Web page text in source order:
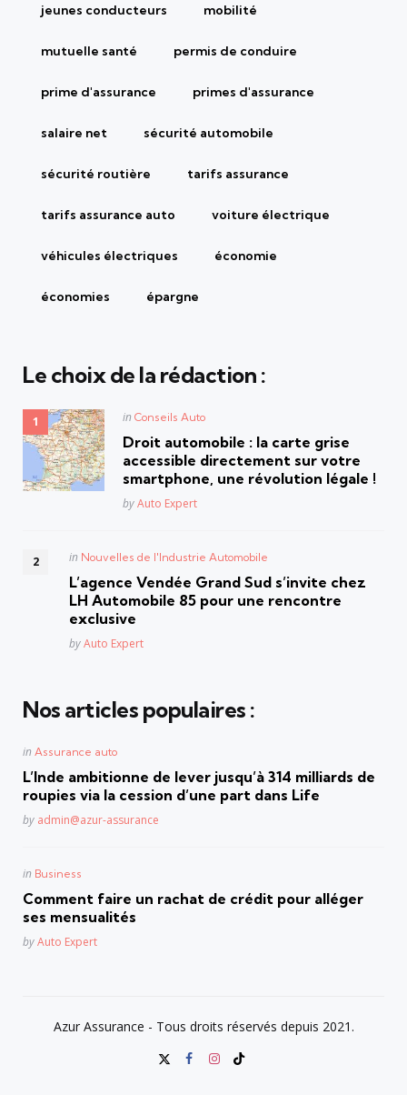
jeunes conducteurs mobilité
mutuelle santé permis de conduire
prime d'assurance primes d'assurance
salaire net sécurité automobile
sécurité routière tarifs assurance
tarifs assurance auto voiture électrique
véhicules électriques économie
économies épargne
Le choix de la rédaction :
Posted
in Conseils Auto
Droit automobile : la carte grise
accessible directement sur votre
smartphone, une révolution légale !
Posted
byAuto Expert
Posted
in Nouvelles de l'Industrie Automobile
L’agence Vendée Grand Sud s’invite chez
LH Automobile 85 pour une rencontre
exclusive
Posted
byAuto Expert
Nos articles populaires :
Posted
in Assurance auto
L’Inde ambitionne de lever jusqu’à 314 milliards de
roupies via la cession d’une part dans Life
Posted
by admin@azur-assurance
Posted
in Business
Comment faire un rachat de crédit pour alléger
ses mensualités
Posted
byAuto Expert
Azur Assurance - Tous droits réservés depuis 2021.